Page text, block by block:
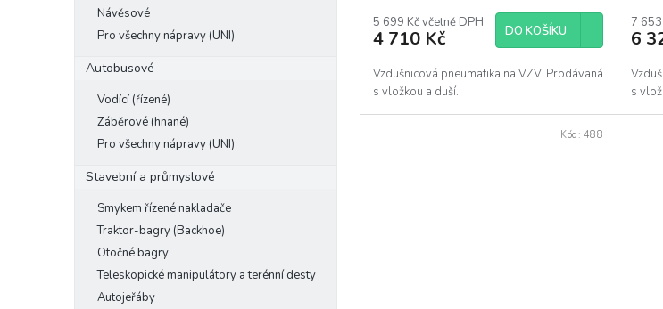
Návěsové
Pro všechny nápravy (UNI)
Autobusové
Vodící (řízené)
Záběrové (hnané)
Pro všechny nápravy (UNI)
Stavební a průmyslové
Smykem řízené nakladače
Traktor-bagry (Backhoe)
Otočné bagry
Teleskopické manipulátory a terénní desty
Autojeřáby
5 699 Kč včetně DPH
4 710 Kč DO KOŠÍKU
Vzdušnicová pneumatika na VZV. Prodávaná
s vložkou a duší.
7
6
s
Kód: 488